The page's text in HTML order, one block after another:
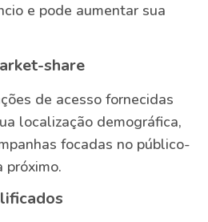
e pode aumentar sua
share
de acesso fornecidas
localização demográfica,
focadas no público-
próximo.